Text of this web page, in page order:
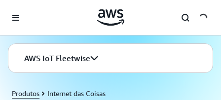
Pular para o conteúdo principal
AWS IoT Fleetwise
Produtos Internet das Coisas